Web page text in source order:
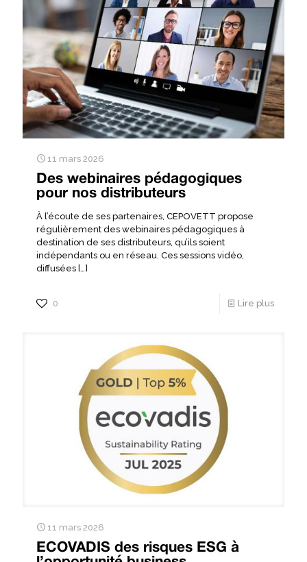
11 mars 2026
Des webinaires pédagogiques
pour nos distributeurs
À l’écoute de ses partenaires, CEPOVETT propose
régulièrement des webinaires pédagogiques à
destination de ses distributeurs, qu’ils soient
indépendants ou en réseau. Ces sessions vidéo,
diffusées […]
0 Lire plus
11 mars 2026
ECOVADIS des risques ESG à